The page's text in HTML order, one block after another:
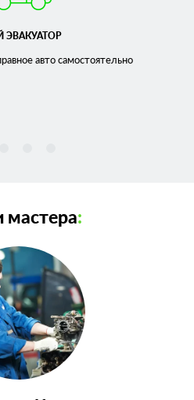
ЭВАКУАТОР
авто самостоятельно
: